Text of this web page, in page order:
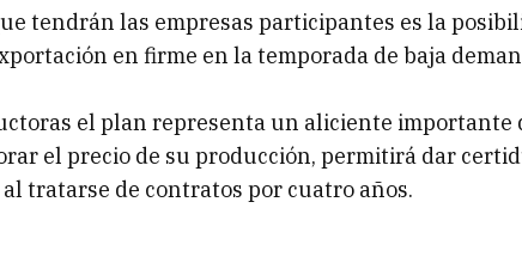
tendrán las empresas participantes es la
en firme en la temporada de baja
el plan representa un aliciente importante
el precio de su producción, permitirá dar
tratarse de contratos por cuatro años.